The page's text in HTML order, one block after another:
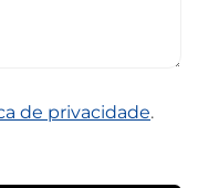
de privacidade.